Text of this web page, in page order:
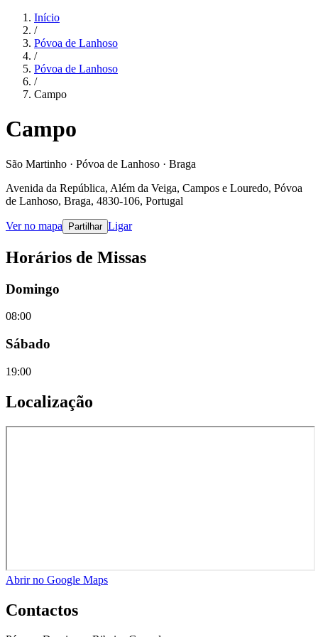
Início
/
Póvoa de Lanhoso
/
Póvoa de Lanhoso
/
Campo
Campo
São Martinho · Póvoa de Lanhoso · Braga
Avenida da República, Além da Veiga, Campos e Louredo, Póvoa
de Lanhoso, Braga, 4830-106, Portugal
Ver no mapa Partilhar Ligar
Horários de Missas
Domingo
08:00
Sábado
19:00
Localização
Abrir no Google Maps
Contactos